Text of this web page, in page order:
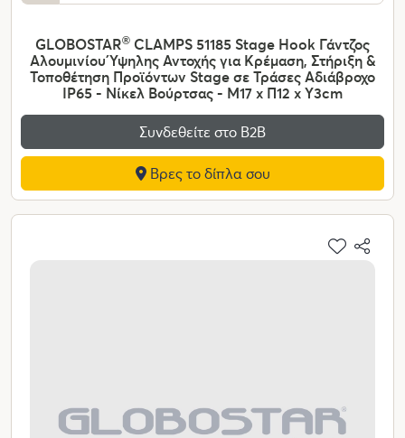
GLOBOSTAR® CLAMPS 51185 Stage Hook Γάντζος
Αλουμινίου Ύψηλης Αντοχής για Κρέμαση, Στήριξη &
Τοποθέτηση Προϊόντων Stage σε Τράσες Αδιάβροχο
IP65 - Νίκελ Βούρτσας - Μ17 x Π12 x Υ3cm
Συνδεθείτε στο Β2Β
Βρες το δίπλα σου